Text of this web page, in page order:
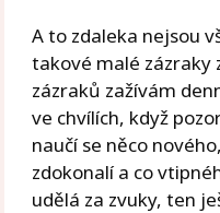
A to zdaleka nejsou
takové malé zázraky
zázraků zažívám
ve chvílích, když
naučí se něco
zdokonalí a co
udělá za zvuky, ten